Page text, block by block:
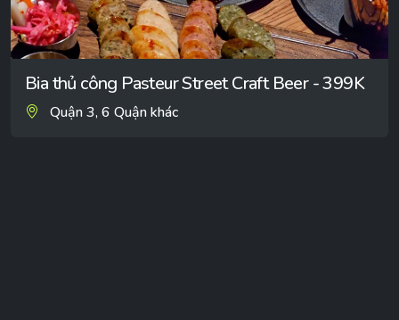
Bia thủ công Pasteur Street Craft Beer - 399K
Quận 3, 6 Quận khác